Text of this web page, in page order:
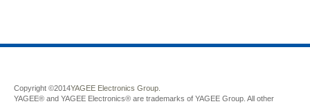
Copyright ©2014YAGEE Electronics Group.
YAGEE® and YAGEE Electronics® are trademarks of YAGEE Group. All other